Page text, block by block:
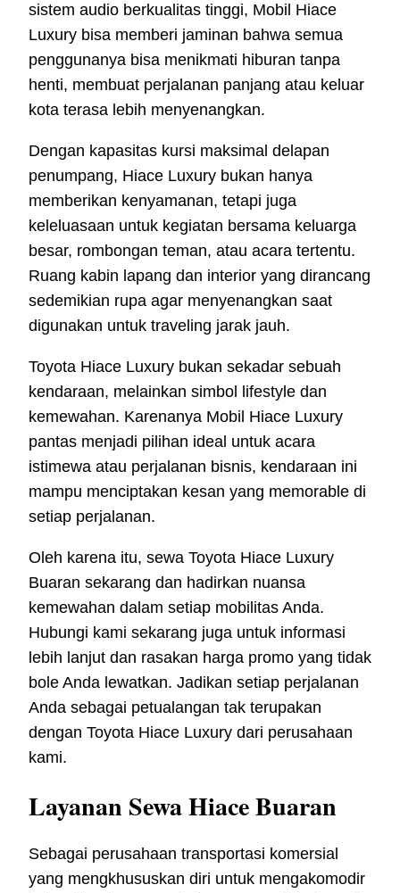
sistem audio berkualitas tinggi, Mobil Hiace
Luxury bisa memberi jaminan bahwa semua
penggunanya bisa menikmati hiburan tanpa
henti, membuat perjalanan panjang atau keluar
kota terasa lebih menyenangkan.
Dengan kapasitas kursi maksimal delapan
penumpang, Hiace Luxury bukan hanya
memberikan kenyamanan, tetapi juga
keleluasaan untuk kegiatan bersama keluarga
besar, rombongan teman, atau acara tertentu.
Ruang kabin lapang dan interior yang dirancang
sedemikian rupa agar menyenangkan saat
digunakan untuk traveling jarak jauh.
Toyota Hiace Luxury bukan sekadar sebuah
kendaraan, melainkan simbol lifestyle dan
kemewahan. Karenanya Mobil Hiace Luxury
pantas menjadi pilihan ideal untuk acara
istimewa atau perjalanan bisnis, kendaraan ini
mampu menciptakan kesan yang memorable di
setiap perjalanan.
Oleh karena itu, sewa Toyota Hiace Luxury
Buaran sekarang dan hadirkan nuansa
kemewahan dalam setiap mobilitas Anda.
Hubungi kami sekarang juga untuk informasi
lebih lanjut dan rasakan harga promo yang tidak
bole Anda lewatkan. Jadikan setiap perjalanan
Anda sebagai petualangan tak terupakan
dengan Toyota Hiace Luxury dari perusahaan
kami.
Layanan Sewa Hiace Buaran
Sebagai perusahaan transportasi komersial
yang mengkhususkan diri untuk mengakomodir